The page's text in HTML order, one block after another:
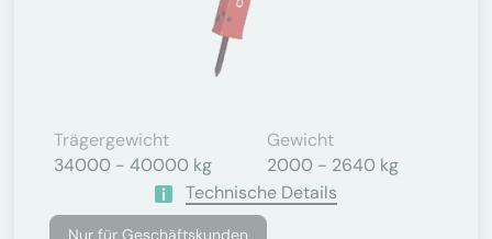
Trägergewicht
34000 - 40000 kg
Gewicht
2000 - 2640 kg
Technische Details
Nur für Geschäftskunden